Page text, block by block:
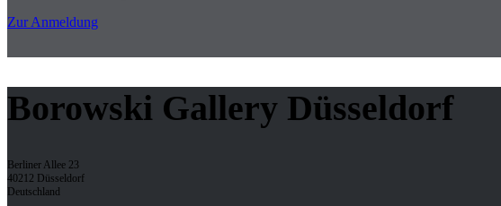
Zur Anmeldung
Borowski Gallery Düsseldorf
Berliner Allee 23
40212 Düsseldorf
Deutschland